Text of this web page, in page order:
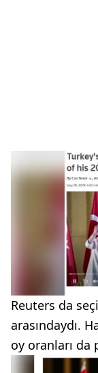
Reuters da
arasındaydı.
oy oranları da